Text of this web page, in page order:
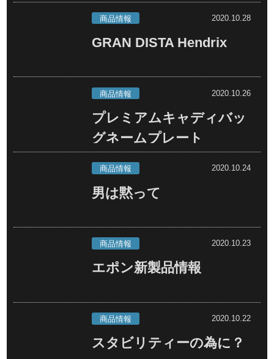
2020.10.28
商品情報
GRAN DISTA Hendrix
2020.10.26
商品情報
プレミアムキャディバッ
グネームプレート
2020.10.24
商品情報
男は黙って
2020.10.23
商品情報
エポン新製品情報
2020.10.22
商品情報
スタビリティーの為に？